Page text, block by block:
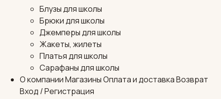
Блузы для школы
Брюки для школы
Джемперы для школы
Жакеты, жилеты
Платья для школы
Сарафаны для школы
О компанииМагазиныОплата и доставкаВозврат
Вход / Регистрация